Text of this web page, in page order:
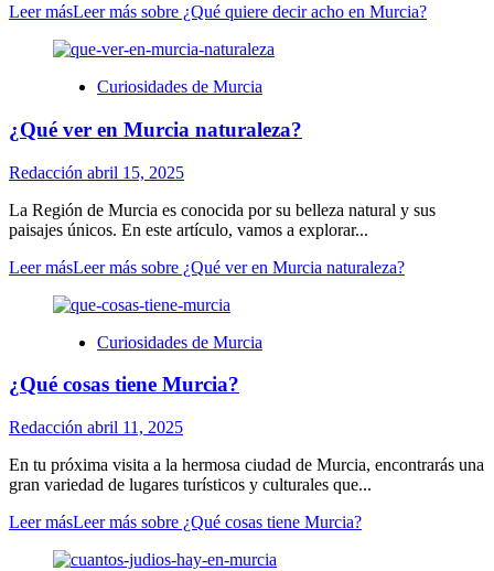
Leer másLeer más sobre ¿Qué quiere decir acho en Murcia?
Curiosidades de Murcia
¿Qué ver en Murcia naturaleza?
Redacción abril 15, 2025
La Región de Murcia es conocida por su belleza natural y sus
paisajes únicos. En este artículo, vamos a explorar...
Leer másLeer más sobre ¿Qué ver en Murcia naturaleza?
Curiosidades de Murcia
¿Qué cosas tiene Murcia?
Redacción abril 11, 2025
En tu próxima visita a la hermosa ciudad de Murcia, encontrarás una
gran variedad de lugares turísticos y culturales que...
Leer másLeer más sobre ¿Qué cosas tiene Murcia?